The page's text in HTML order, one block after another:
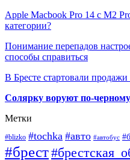
Apple Macbook Pro 14 с M2
категории?
Понимание перепадов
способы справиться
В Бресте стартовали продажи
Солярку воруют по-
Метки
#blizko #tochka #авто #автобус
#брест